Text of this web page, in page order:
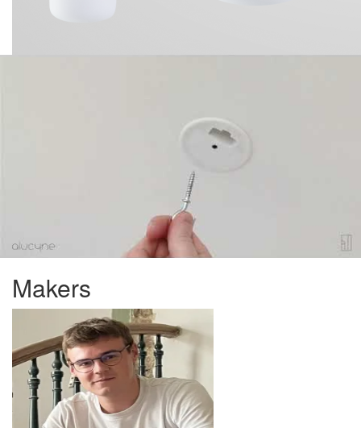
Makers